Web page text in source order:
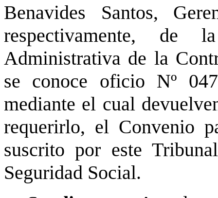
Benavides Santos,
respectivamente, de
Administrativa de la
se conoce oficio Nº
mediante el cual
requerirlo, el Convenio
suscrito por este
Seguridad Social.